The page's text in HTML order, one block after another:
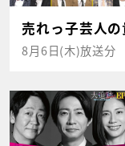
売れっ子芸人
8月6日(木)放送分